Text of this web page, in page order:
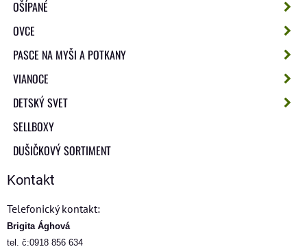
OŠÍPANÉ
OVCE
PASCE NA MYŠI A POTKANY
VIANOCE
DETSKÝ SVET
SELLBOXY
DUŠIČKOVÝ SORTIMENT
Kontakt
Telefonický kontakt:
Brigita Ághová
tel. č:0918 856 634